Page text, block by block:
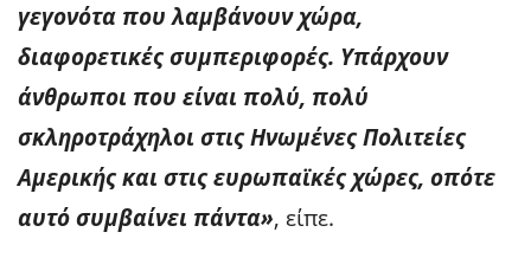
γεγονότα που λαμβάνουν χώρα,
διαφορετικές συμπεριφορές. Υπάρχουν
άνθρωποι που είναι πολύ, πολύ
σκληροτράχηλοι στις Ηνωμένες Πολιτείες
Αμερικής και στις ευρωπαϊκές χώρες, οπότε
αυτό συμβαίνει πάντα», είπε.